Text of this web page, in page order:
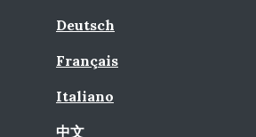
Deutsch
Français
Italiano
中文